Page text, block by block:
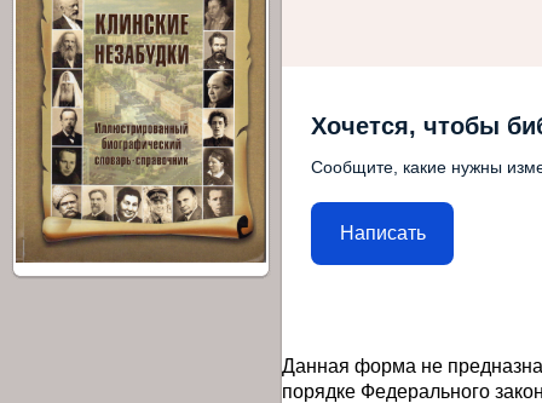
Хочется, чтобы
Сообщите, какие нужны
Написать
Данная форма не
порядке Федерального